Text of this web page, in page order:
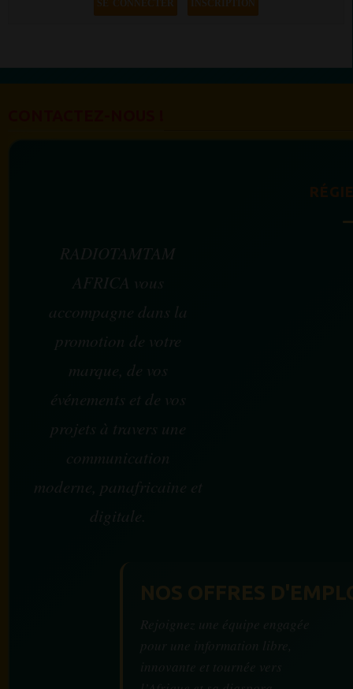
SE CONNECTER INSCRIPTION
RADIOTAMTAM
AFRICA vous
accompagne dans la
promotion de votre
marque, de vos
événements et de vos
projets à travers une
communication
moderne, panafricaine et
digitale.